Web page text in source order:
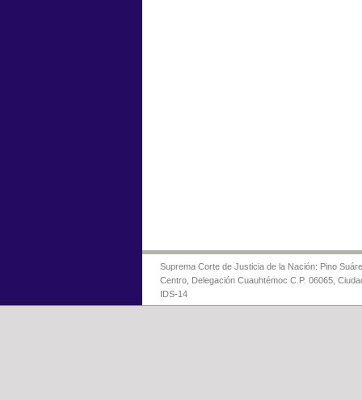
Suprema Corte de Justicia de la Nación: Pino
Centro, Delegación Cuauhtémoc C.P. 06065,
IDS-14